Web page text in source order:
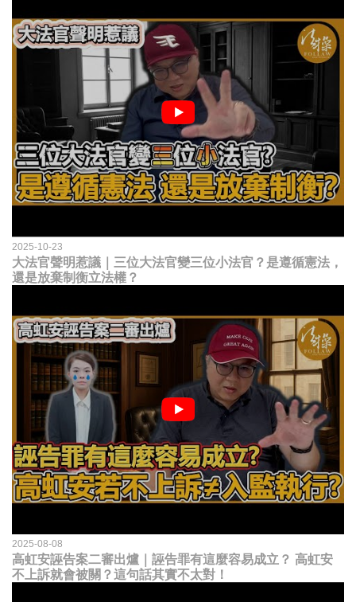
2025-10-23
大法官聲明惹議｜三位大法官變三位小法官？是遵循憲法，
還是放棄制衡立法權？
2025-08-08
高虹安誣告案二審出爐｜誣告罪有這麼容易成立？ 高虹安
不上訴就會被關？這句話其實不太對！